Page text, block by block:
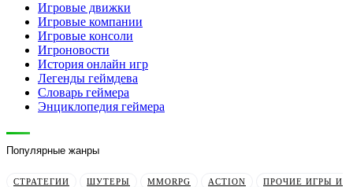
Игровые движки
Игровые компании
Игровые консоли
Игроновости
История онлайн игр
Легенды геймдева
Словарь геймера
Энциклопедия геймера
Популярные жанры
СТРАТЕГИИ ШУТЕРЫ MMORPG ACTION
ПРОЧИЕ ИГРЫ И